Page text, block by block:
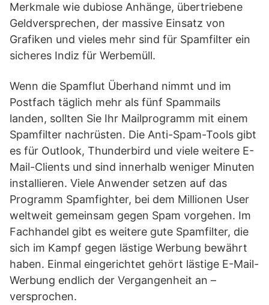
Merkmale wie dubiose Anhänge, übertriebene
Geldversprechen, der massive Einsatz von
Grafiken und vieles mehr sind für Spamfilter ein
sicheres Indiz für Werbemüll.
Wenn die Spamflut Überhand nimmt und im
Postfach täglich mehr als fünf Spammails
landen, sollten Sie Ihr Mailprogramm mit einem
Spamfilter nachrüsten. Die Anti-Spam-Tools gibt
es für Outlook, Thunderbird und viele weitere E-
Mail-Clients und sind innerhalb weniger Minuten
installieren. Viele Anwender setzen auf das
Programm Spamfighter, bei dem Millionen User
weltweit gemeinsam gegen Spam vorgehen. Im
Fachhandel gibt es weitere gute Spamfilter, die
sich im Kampf gegen lästige Werbung bewährt
haben. Einmal eingerichtet gehört lästige E-Mail-
Werbung endlich der Vergangenheit an –
versprochen.